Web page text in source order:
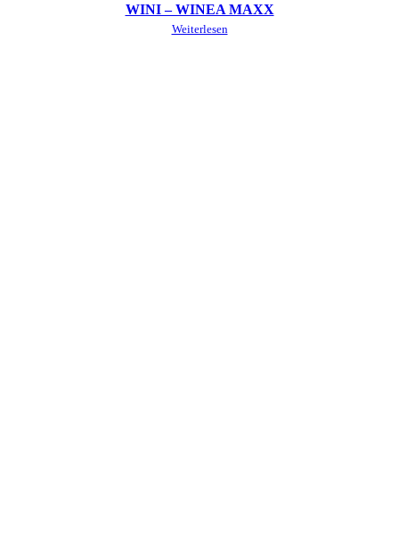
WINI – WINEA MAXX
Weiterlesen